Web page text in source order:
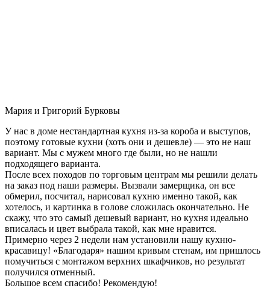
Мария и Григорий Бурковы
У нас в доме нестандартная кухня из-за короба и выступов,
поэтому готовые кухни (хоть они и дешевле) — это не наш
вариант. Мы с мужем много где были, но не нашли
подходящего варианта.
После всех походов по торговым центрам мы решили делать
на заказ под наши размеры. Вызвали замерщика, он все
обмерил, посчитал, нарисовал кухню именно такой, как
хотелось, и картинка в голове сложилась окончательно. Не
скажу, что это самый дешевый вариант, но кухня идеально
вписалась и цвет выбрала такой, как мне нравится.
Примерно через 2 недели нам установили нашу кухню-
красавицу! «Благодаря» нашим кривым стенам, им пришлось
помучиться с монтажом верхних шкафчиков, но результат
получился отменный.
Большое всем спасибо! Рекомендую!